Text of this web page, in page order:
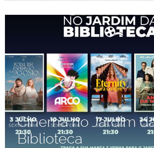
Cinema no Jardim
Biblioteca